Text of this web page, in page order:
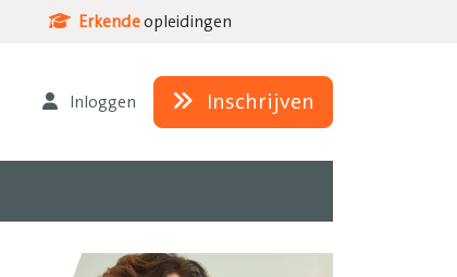
Inloggen Inschrijven
Erkendeopleidingen